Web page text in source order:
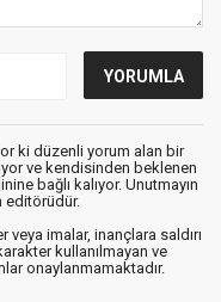
ki düzenli yorum alan bir
ve kendisinden beklenen
bağlı kalıyor. Unutmayın
editörüdür.
imalar, inançlara saldırı
kullanılmayan ve
onaylanmamaktadır.